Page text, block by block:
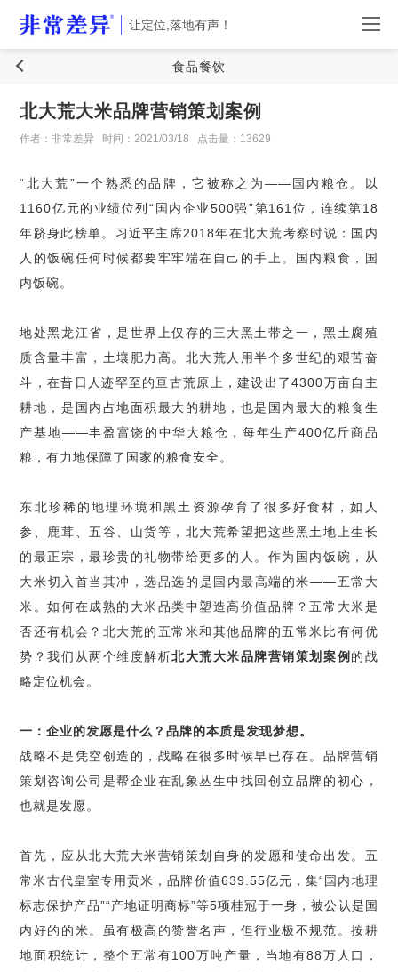
让定位,落地有声！
食品餐饮
北大荒大米品牌营销策划案例
作者：非常差异 时间：2021/03/18 点击量：13629
“ 北大荒”一个熟悉的品牌，它被称之为—— 国内粮仓。以
1160亿元的业绩位列 “ 国内企业500强”第161 位，连续第18
年跻身此榜单。习近平主席2018年在北大荒考察时说：国内
人的饭碗任何时候都要牢牢端在自己的手上。国内粮食，国
内饭碗。
地处黑龙江省，是世界上仅存的三大黑土带之一，黑土腐殖
质含量丰富，土壤肥力高。北大荒人用半个多世纪的艰苦奋
斗，在昔日人迹罕至的亘古荒原上，建设出了4300万亩自主
耕地，是国内占地面积最大的耕地，也是国内最大的粮食生
产基地——丰盈富饶的中华大粮仓，每年生产400亿斤商品
粮，有力地保障了国家的粮食安全。
东北珍稀的地理环境和黑土资源孕育了很多好食材，如人
参、鹿茸、五谷、山货等，北大荒希望把这些黑土地上生长
的最正宗，最珍贵的礼物带给更多的人。作为国内饭碗，从
大米切入首当其冲，选品选的是国内最高端的米——五常大
米。如何在成熟的大米品类中塑造高价值品牌？五常大米是
否还有机会？北大荒的五常米和其他品牌的五常米比有何优
势？我们从两个维度解析北大荒大米品牌营销策划案例 的战
略定位机会。
一：企业的发愿是什么？品牌的本质是发现梦想。
战略不是凭空创造的，战略在很多时候早已存在。品牌营销
策划咨询公司是帮企业在乱象丛生中找回创立品牌的初心，
也就是发愿。
首先，应从北大荒大米营销策划自身的发愿和使命出发。五
常米古代皇室专用贡米，品牌价值639.55亿元，集“ 国内地理
标志保护产品”“产地证明商标”等5项桂冠于一身，被公认是国
内好的的米。虽有极高的赞誉名声，但行业极不规范。按耕
地面积统计，整个五常有100万吨产量，当地有88万人口，